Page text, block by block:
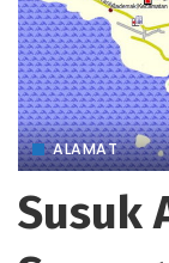
ALAMAT
Susuk